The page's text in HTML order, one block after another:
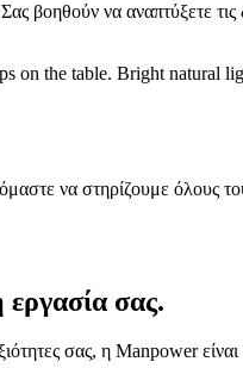
να αναπτύξετε τις
να στηρίζουμε όλους
σας.
σας, η Manpower